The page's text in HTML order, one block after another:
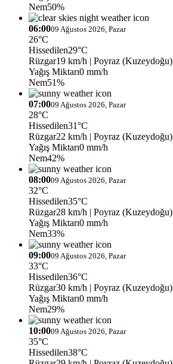
Nem50%
06:0009 Ağustos 2026, Pazar
26°C
Hissedilen29°C
Rüzgar19 km/h | Poyraz (Kuzeydoğu)
Yağış Miktarı0 mm/h
Nem51%
07:0009 Ağustos 2026, Pazar
28°C
Hissedilen31°C
Rüzgar22 km/h | Poyraz (Kuzeydoğu)
Yağış Miktarı0 mm/h
Nem42%
08:0009 Ağustos 2026, Pazar
32°C
Hissedilen35°C
Rüzgar28 km/h | Poyraz (Kuzeydoğu)
Yağış Miktarı0 mm/h
Nem33%
09:0009 Ağustos 2026, Pazar
33°C
Hissedilen36°C
Rüzgar30 km/h | Poyraz (Kuzeydoğu)
Yağış Miktarı0 mm/h
Nem29%
10:0009 Ağustos 2026, Pazar
35°C
Hissedilen38°C